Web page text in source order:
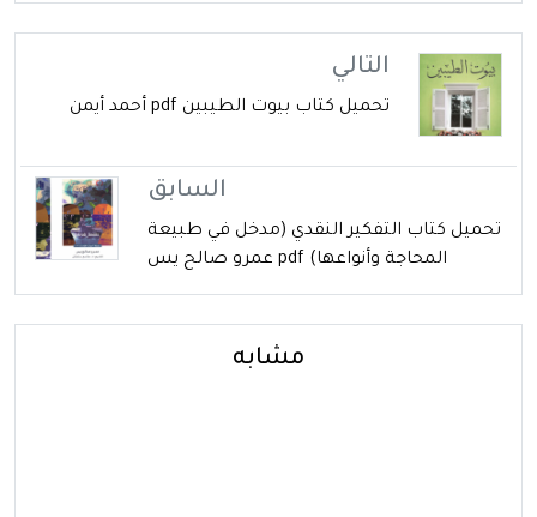
التالي
تحميل كتاب بيوت الطيبين pdf أحمد أيمن
السابق
تحميل كتاب التفكير النقدي (مدخل في طبيعة
المحاجة وأنواعها) pdf عمرو صالح يس
مشابه